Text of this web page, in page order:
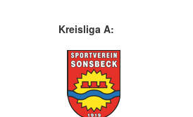
Kreisliga A: